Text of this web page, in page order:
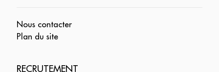
Nous contacter
Plan du site
RECRUTEMENT